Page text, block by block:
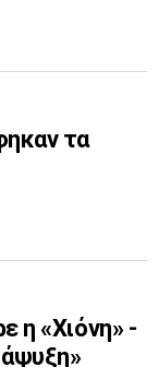
τα
η «Χιόνη» -